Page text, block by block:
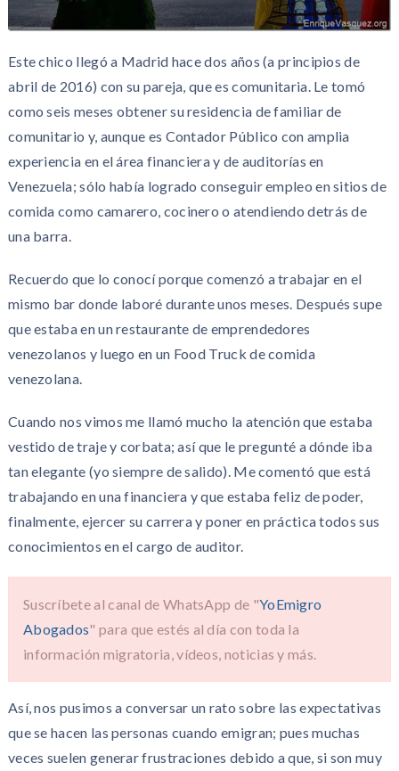
Este chico llegó a Madrid hace dos años (a principios de
abril de 2016) con su pareja, que es comunitaria. Le tomó
como seis meses obtener su residencia de familiar de
comunitario y, aunque es Contador Público con amplia
experiencia en el área financiera y de auditorías en
Venezuela; sólo había logrado conseguir empleo en sitios de
comida como camarero, cocinero o atendiendo detrás de
una barra.
Recuerdo que lo conocí porque comenzó a trabajar en el
mismo bar donde laboré durante unos meses. Después supe
que estaba en un restaurante de emprendedores
venezolanos y luego en un Food Truck de comida
venezolana.
Cuando nos vimos me llamó mucho la atención que estaba
vestido de traje y corbata; así que le pregunté a dónde iba
tan elegante (yo siempre de salido). Me comentó que está
trabajando en una financiera y que estaba feliz de poder,
finalmente, ejercer su carrera y poner en práctica todos sus
conocimientos en el cargo de auditor.
Suscríbete al canal de WhatsApp de "YoEmigro
Abogados" para que estés al día con toda la
información migratoria, vídeos, noticias y más.
Así, nos pusimos a conversar un rato sobre las expectativas
que se hacen las personas cuando emigran; pues muchas
veces suelen generar frustraciones debido a que, si son muy